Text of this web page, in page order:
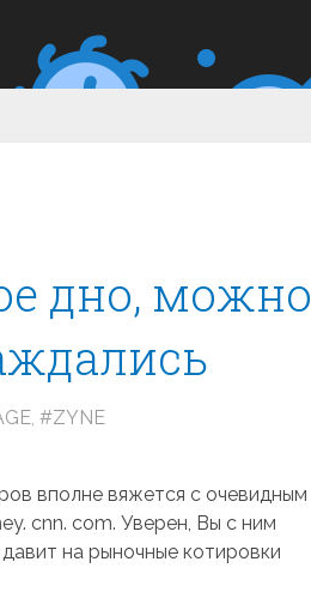
дно, можно
, #ZYNE
вполне вяжется с очевидным
cnn. com. Уверен, Вы с ним
на рыночные котировки